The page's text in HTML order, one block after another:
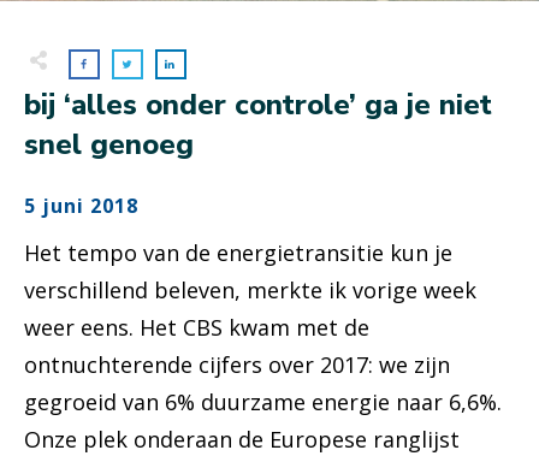
bij ‘alles onder controle’ ga je niet
snel genoeg
5 juni 2018
Het tempo van de energietransitie kun je
verschillend beleven, merkte ik vorige week
weer eens. Het CBS kwam met de
ontnuchterende cijfers over 2017: we zijn
gegroeid van 6% duurzame energie naar 6,6%.
Onze plek onderaan de Europese ranglijst